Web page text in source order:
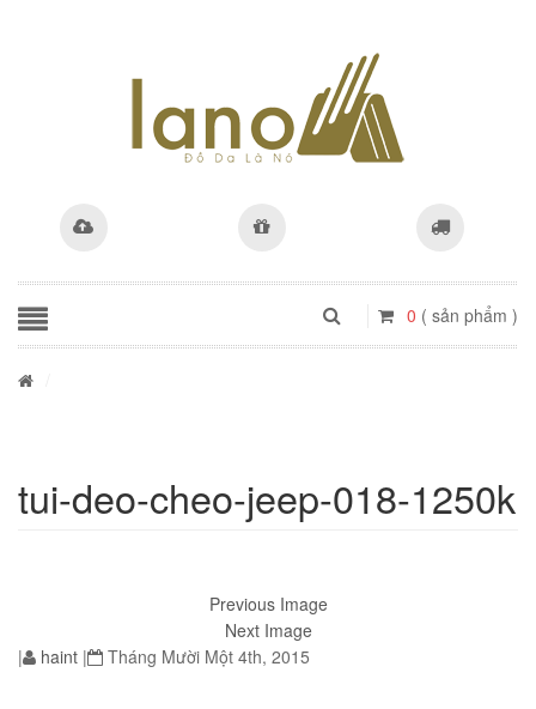
0 ( sản phẩm )
tui-deo-cheo-jeep-018-1250k
Previous Image
Next Image
|
haint | Tháng Mười Một 4th, 2015